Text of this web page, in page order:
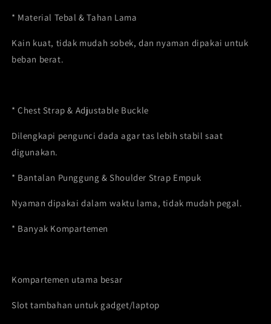
* Material Tebal & Tahan Lama
Kain kuat, tidak mudah sobek, dan nyaman dipakai untuk
beban berat.
* Chest Strap & Adjustable Buckle
Dilengkapi pengunci dada agar tas lebih stabil saat
digunakan.
* Bantalan Punggung & Shoulder Strap Empuk
Nyaman dipakai dalam waktu lama, tidak mudah pegal.
* Banyak Kompartemen
Kompartemen utama besar
Slot tambahan untuk gadget/laptop